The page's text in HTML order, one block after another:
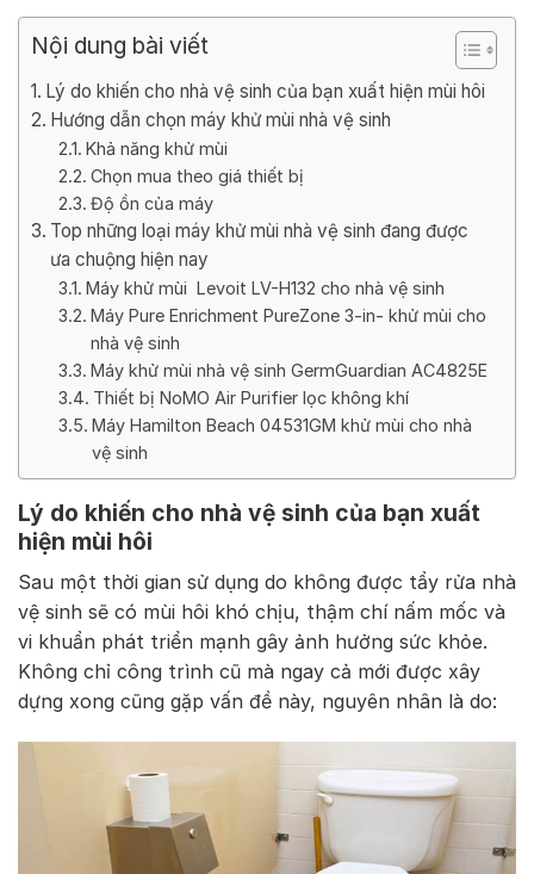
Nội dung bài viết
Lý do khiến cho nhà vệ sinh của bạn xuất hiện mùi hôi
Hướng dẫn chọn máy khử mùi nhà vệ sinh
Khả năng khử mùi
Chọn mua theo giá thiết bị
Độ ồn của máy
Top những loại máy khử mùi nhà vệ sinh đang được
ưa chuộng hiện nay
Máy khử mùi Levoit LV-H132 cho nhà vệ sinh
Máy Pure Enrichment PureZone 3-in- khử mùi cho
nhà vệ sinh
Máy khử mùi nhà vệ sinh GermGuardian AC4825E
Thiết bị NoMO Air Purifier lọc không khí
Máy Hamilton Beach 04531GM khử mùi cho nhà
vệ sinh
Lý do khiến cho nhà vệ sinh của bạn xuất
hiện mùi hôi
Sau một thời gian sử dụng do không được tẩy rửa nhà
vệ sinh sẽ có mùi hôi khó chịu, thậm chí nấm mốc và
vi khuẩn phát triển mạnh gây ảnh hưởng sức khỏe.
Không chỉ công trình cũ mà ngay cả mới được xây
dựng xong cũng gặp vấn đề này, nguyên nhân là do: